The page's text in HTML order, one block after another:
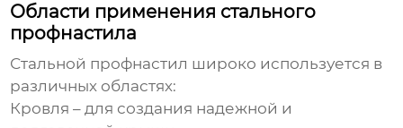
Области применения стального
профнастила
Стальной профнастил широко используется в
различных областях:
Кровля – для создания надежной и